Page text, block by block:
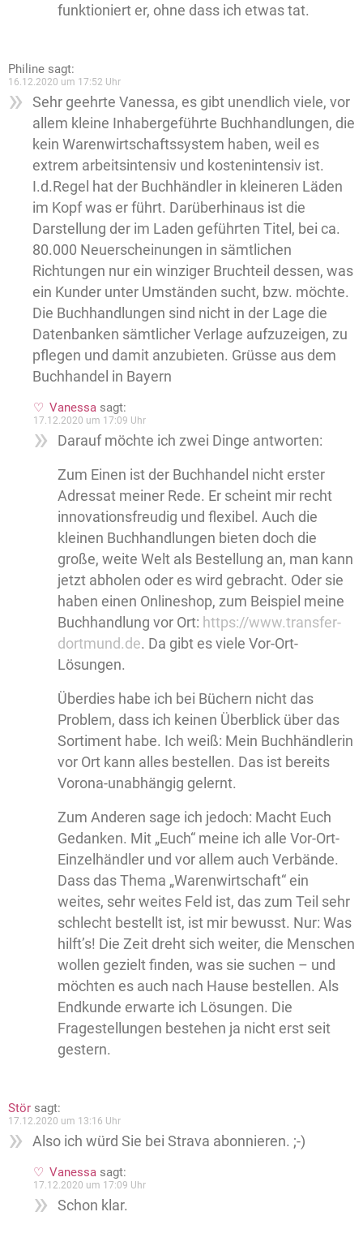
funktioniert er, ohne dass ich etwas tat.
Philine sagt:
16.12.2020 um 17:52 Uhr
Sehr geehrte Vanessa, es gibt unendlich viele, vor
allem kleine Inhabergeführte Buchhandlungen, die
kein Warenwirtschaftssystem haben, weil es
extrem arbeitsintensiv und kostenintensiv ist.
I.d.Regel hat der Buchhändler in kleineren Läden
im Kopf was er führt. Darüberhinaus ist die
Darstellung der im Laden geführten Titel, bei ca.
80.000 Neuerscheinungen in sämtlichen
Richtungen nur ein winziger Bruchteil dessen, was
ein Kunder unter Umständen sucht, bzw. möchte.
Die Buchhandlungen sind nicht in der Lage die
Datenbanken sämtlicher Verlage aufzuzeigen, zu
pflegen und damit anzubieten. Grüsse aus dem
Buchhandel in Bayern
Vanessa sagt:
17.12.2020 um 17:09 Uhr
Darauf möchte ich zwei Dinge antworten:
Zum Einen ist der Buchhandel nicht erster
Adressat meiner Rede. Er scheint mir recht
innovationsfreudig und flexibel. Auch die
kleinen Buchhandlungen bieten doch die
große, weite Welt als Bestellung an, man kann
jetzt abholen oder es wird gebracht. Oder sie
haben einen Onlineshop, zum Beispiel meine
Buchhandlung vor Ort: https://www.transfer-
dortmund.de. Da gibt es viele Vor-Ort-
Lösungen.
Überdies habe ich bei Büchern nicht das
Problem, dass ich keinen Überblick über das
Sortiment habe. Ich weiß: Mein Buchhändlerin
vor Ort kann alles bestellen. Das ist bereits
Vorona-unabhängig gelernt.
Zum Anderen sage ich jedoch: Macht Euch
Gedanken. Mit „Euch“ meine ich alle Vor-Ort-
Einzelhändler und vor allem auch Verbände.
Dass das Thema „Warenwirtschaft“ ein
weites, sehr weites Feld ist, das zum Teil sehr
schlecht bestellt ist, ist mir bewusst. Nur: Was
hilft’s! Die Zeit dreht sich weiter, die Menschen
wollen gezielt finden, was sie suchen – und
möchten es auch nach Hause bestellen. Als
Endkunde erwarte ich Lösungen. Die
Fragestellungen bestehen ja nicht erst seit
gestern.
Stör sagt:
17.12.2020 um 13:16 Uhr
Also ich würd Sie bei Strava abonnieren. ;-)
Vanessa sagt:
17.12.2020 um 17:09 Uhr
Schon klar.